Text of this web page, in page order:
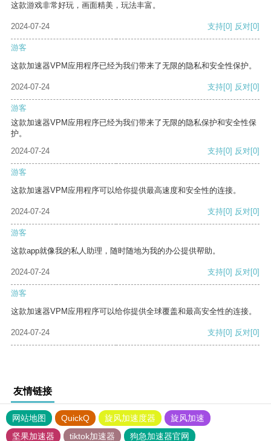
这款游戏非常好玩，画面精美，玩法丰富。
2024-07-24 支持[0] 反对[0]
游客
这款加速器VPM应用程序已经为我们带来了无限的隐私和安全性保护。
2024-07-24 支持[0] 反对[0]
游客
这款加速器VPM应用程序已经为我们带来了无限的隐私保护和安全性保
护。
2024-07-24
支持[0] 反对[0]
游客
这款加速器VPM应用程序可以给你提供最高速度和安全性的连接。
2024-07-24 支持[0] 反对[0]
游客
这款app就像我的私人助理，随时随地为我的办公提供帮助。
2024-07-24 支持[0] 反对[0]
游客
这款加速器VPM应用程序可以给你提供全球覆盖和最高安全性的连接。
2024-07-24 支持[0] 反对[0]
友情链接
网站地图 QuickQ 旋风加速度器
旋风加速
坚果加速器
tiktok加速器
狗急加速器官网